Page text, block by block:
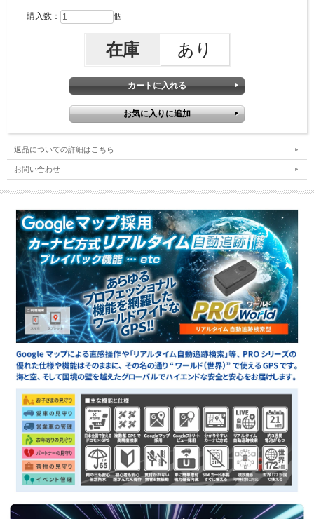
購入数： 個
在庫 あり
返品についての詳細はこちら
お問い合わせ